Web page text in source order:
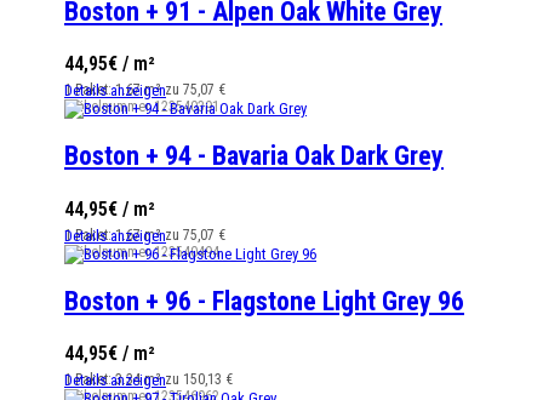
Boston + 91 - Alpen Oak White Grey
44,95€ / m²
1 Paket: 1.67 m² zu 75,07 €
Artikelnummer 123540391
Details anzeigen
Boston + 94 - Bavaria Oak Dark Grey
44,95€ / m²
1 Paket: 1.67 m² zu 75,07 €
Artikelnummer 123540494
Details anzeigen
Boston + 96 - Flagstone Light Grey 96
44,95€ / m²
1 Paket: 3.34 m² zu 150,13 €
Artikelnummer 123546962
Details anzeigen